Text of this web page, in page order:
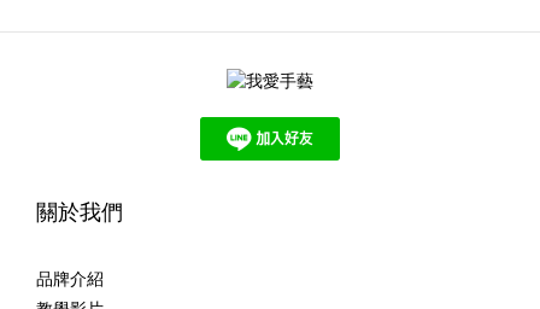
關於我們
品牌介紹